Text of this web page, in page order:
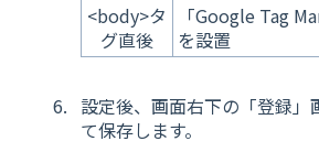
<body>タ
グ直後
「Google Tag
を設置
設定後、画面右下の「登録」
て保存します。